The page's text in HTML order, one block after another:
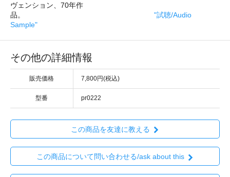
ヴェンション、70年作
品。 "試聴/Audio
Sample"
その他の詳細情報
販売価格 7,800円(税込)
型番 pr0222
この商品を友達に教える
この商品について問い合わせる/ask about this